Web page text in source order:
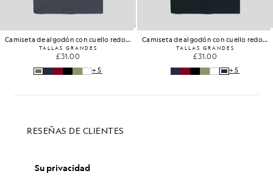
Camiseta de algodón con cuello redondo
TALLAS GRANDES
£31.00
+5
Camiseta de algodón con cuello redondo
TALLAS GRANDES
£31.00
+5
Su privacidad